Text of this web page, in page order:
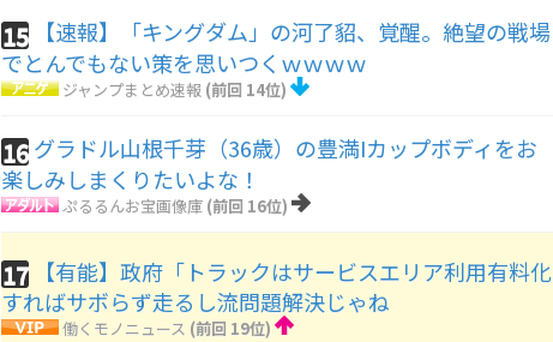
15
【速報】「キングダム」の河了貂、覚醒。絶望の戦場
でとんでもない策を思いつくｗｗｗｗ
ジャンプまとめ速報 (前回 14位)
16 グラドル山根千芽（36歳）の豊満Iカップボディをお
楽しみしまくりたいよな！
ぷるるんお宝画像庫 (前回 16位)
17
【有能】政府「トラックはサービスエリア利用有料化
すればサボらず走るし流問題解決じゃね
働くモノニュース (前回 19位)